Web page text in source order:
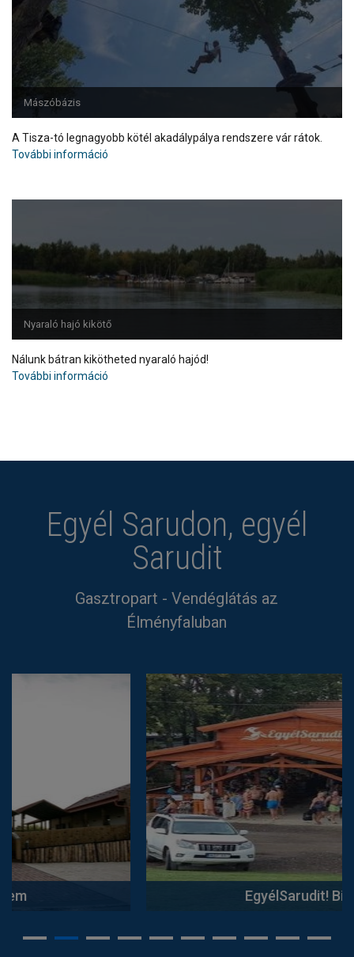
Mászóbázis
A Tisza-tó legnagyobb kötél akadálypálya rendszere vár rátok.
További információ
Nyaraló hajó kikötő
Nálunk bátran kikötheted nyaraló hajód!
További információ
Egyél Sarudon, egyél
Sarudit
Gasztropart - Vendéglátás az
Élményfaluban